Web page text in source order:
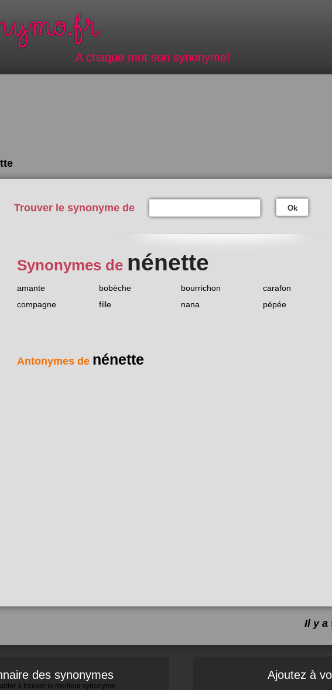
A chaque mot son synonyme!
Trouver le synonyme de Ok
Synonymes de nénette
amante bobèche bourrichon carafon
compagne
fille nana pépée
Antonymes de nénette
Il y a
des synonymes
à trouver le meilleur synonyme
Ajoutez à